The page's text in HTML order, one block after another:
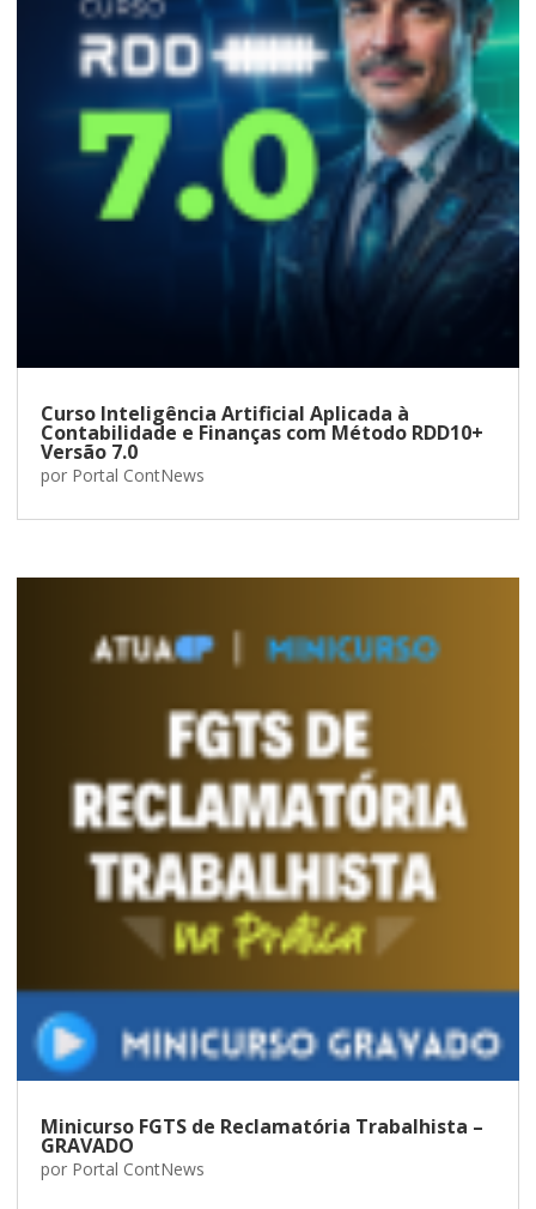
Curso Inteligência Artificial Aplicada à
Contabilidade e Finanças com Método RDD10+
Versão 7.0
por Portal ContNews
Minicurso FGTS de Reclamatória Trabalhista –
GRAVADO
por Portal ContNews